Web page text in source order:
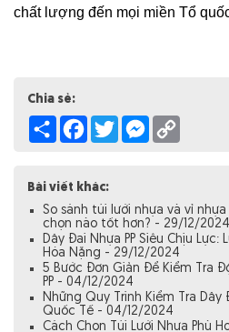
chất lượng đến mọi miền Tổ
Chia sẻ:
Share Facebook
TwitterMessenger
Bài viết khác:
So sánh túi lưới nhựa và vỉ
chọn nào tốt hơn? - 29/12/2024
Dây Đai Nhựa PP Siêu Chịu Lực:
Hóa Nặng - 29/12/2024
5 Bước Đơn Giản Để Kiểm Tra
PP - 04/12/2024
Những Quy Trình Kiểm Tra Dây
Quốc Tế - 04/12/2024
Cách Chọn Túi Lưới Nhựa Phù